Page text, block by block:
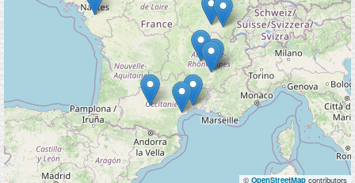
© OpenStreetMap contributors